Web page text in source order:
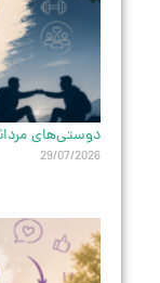
دوستی‌های
29/07/2026